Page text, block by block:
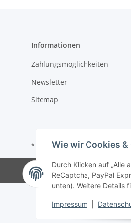
Wie wir Cookies &
Durch Klicken auf „Alle
ReCaptcha, PayPal
unten). Weitere Details
Impressum
Informationen
Zahlungsmöglichkeiten
Newsletter
Sitemap
* Alle Preise zzgl. gesetzlicher USt.